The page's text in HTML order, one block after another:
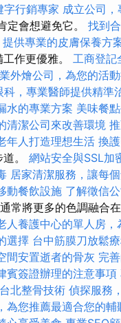
字行銷專家 成立公司
定會想避免它。 找到
供專業的皮膚保養方
作更優雅。 工商登記
外燴公司，為您的活
科，專業醫師提供精準
水的專業方案 美味餐
清潔公司來改善環境
年人打造理想生活 換
。 網站安全與SSL加
居家清潔服務，讓每
動餐飲設施 了解徵信
將更多的色調融合
人養護中心的單人房
選擇 台中筋膜刀放鬆
間安置逝者的骨灰 完
賓簽證辦理的注意事項
台北整骨技術 偵探服務
為您推薦最適合您的輔